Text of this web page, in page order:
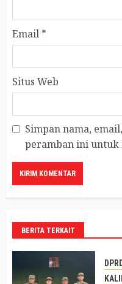
Email *
Situs Web
Simpan nama,
peramban ini untuk
BERITA TERKAIT